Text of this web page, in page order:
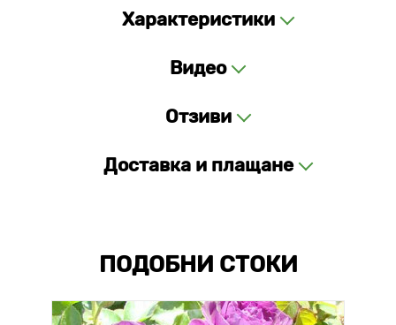
Характеристики
Видео
Отзиви
Доставка и плащане
ПОДОБНИ СТОКИ